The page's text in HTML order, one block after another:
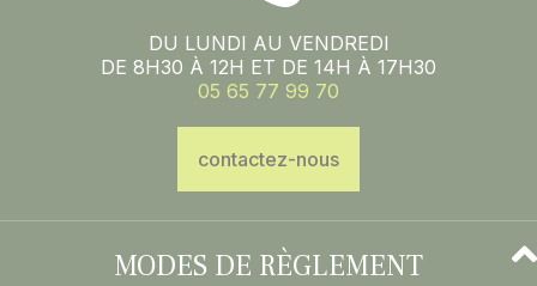
DU LUNDI AU VENDREDI
DE 8H30 À 12H ET DE 14H À 17H30
05 65 77 99 70
contactez-nous
MODES DE RÈGLEMENT